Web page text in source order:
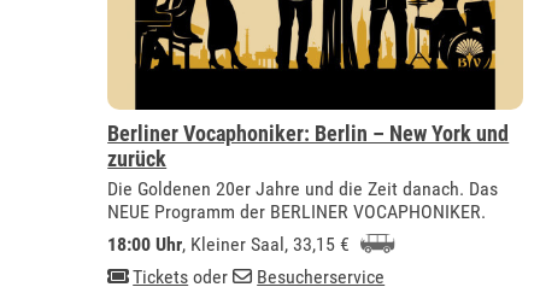
Berliner Vocaphoniker: Berlin – New York und
zurück
Die Goldenen 20er Jahre und die Zeit danach. Das
NEUE Programm der BERLINER VOCAPHONIKER.
18:00 Uhr, Kleiner Saal, 33,15 €
Tickets oder
Besucherservice